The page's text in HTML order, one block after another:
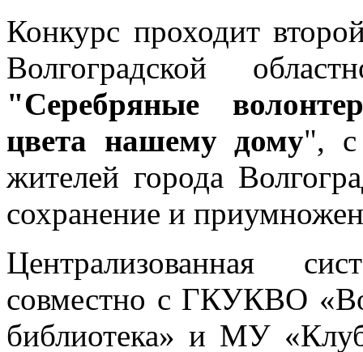
Конкурс проходит
Волгоградской
"Серебряные
цвета нашему дому", с
жителей города
сохранение и
Централизованная
совместно с ГКУКВО
библиотека» и МУ